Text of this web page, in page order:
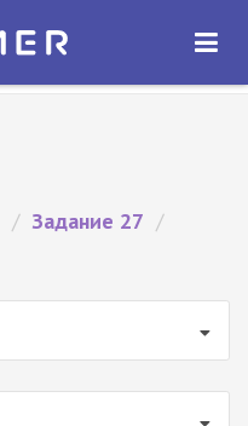
ОТКРЫТЬ
/ Задание 27 /